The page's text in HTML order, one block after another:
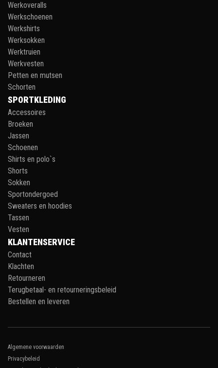
Werkoveralls
Werkschoenen
Werkshirts
Werksokken
Werktruien
Werkvesten
Petten en mutsen
Schorten
SPORTKLEDING
Accessoires
Broeken
Jassen
Schoenen
Shirts en polo`s
Shorts
Sokken
Sportondergoed
Sweaters en hoodies
Tassen
Vesten
KLANTENSERVICE
Contact
Klachten
Retourneren
Terugbetaal- en retourneringsbeleid
Bestellen en leveren
Algemene voorwaarden
Privacybeleid